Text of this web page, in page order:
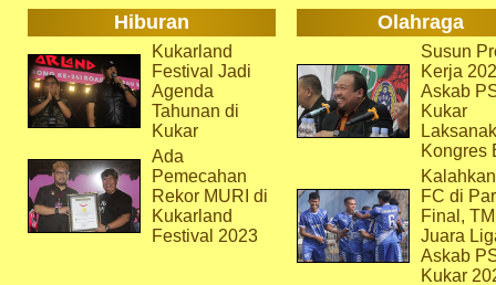
Hiburan Olahraga
Kukarland
Festival Jadi
Agenda
Tahunan di
Kukar
Ada
Pemecahan
Rekor MURI di
Kukarland
Festival 2023
Susun
Kerja
Askab
Kukar
Kongres
FC di
Final,
Juara
Askab
Kukar